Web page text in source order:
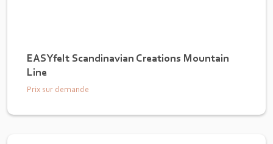
EASYfelt Scandinavian Creations Mountain
Line
Prix sur demande